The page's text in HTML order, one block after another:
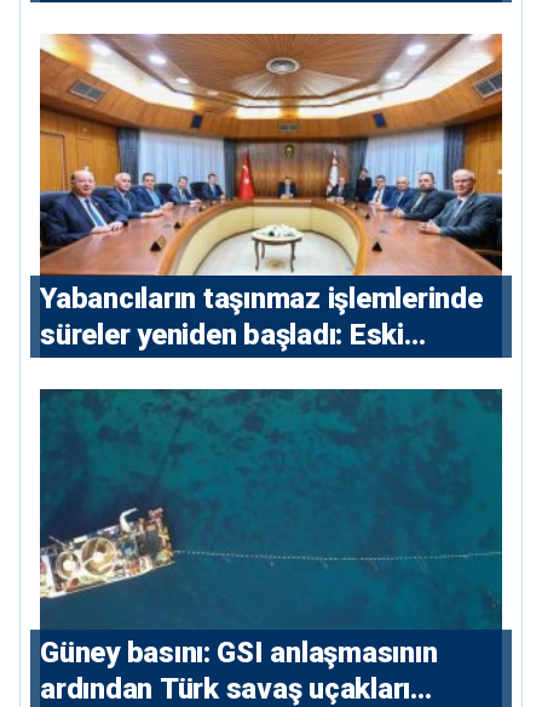
Yabancıların taşınmaz işlemlerinde
süreler yeniden başladı: Eski
konutlara 36 ay
Güney basını: ⁠GSI anlaşmasının
ardından Türk savaş uçakları